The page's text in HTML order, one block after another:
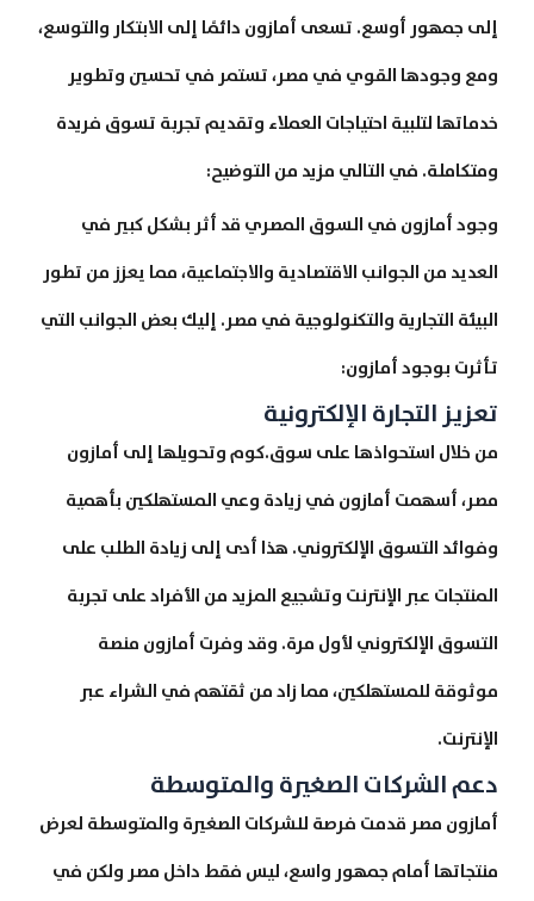
إلى جمهور أوسع. تسعى أمازون دائمًا إلى الابتكار والتوسع،
ومع وجودها القوي في مصر، تستمر في تحسين وتطوير
خدماتها لتلبية احتياجات العملاء وتقديم تجربة تسوق فريدة
ومتكاملة. في التالي مزيد من التوضيح:
وجود أمازون في السوق المصري قد أثر بشكل كبير في
العديد من الجوانب الاقتصادية والاجتماعية، مما يعزز من تطور
البيئة التجارية والتكنولوجية في مصر. إليك بعض الجوانب التي
تأثرت بوجود أمازون:
تعزيز التجارة الإلكترونية
من خلال استحواذها على سوق.كوم وتحويلها إلى أمازون
مصر، أسهمت أمازون في زيادة وعي المستهلكين بأهمية
وفوائد التسوق الإلكتروني. هذا أدى إلى زيادة الطلب على
المنتجات عبر الإنترنت وتشجيع المزيد من الأفراد على تجربة
التسوق الإلكتروني لأول مرة. وقد وفرت أمازون منصة
موثوقة للمستهلكين، مما زاد من ثقتهم في الشراء عبر
الإنترنت.
دعم الشركات الصغيرة والمتوسطة
أمازون مصر قدمت فرصة للشركات الصغيرة والمتوسطة لعرض
منتجاتها أمام جمهور واسع، ليس فقط داخل مصر ولكن في